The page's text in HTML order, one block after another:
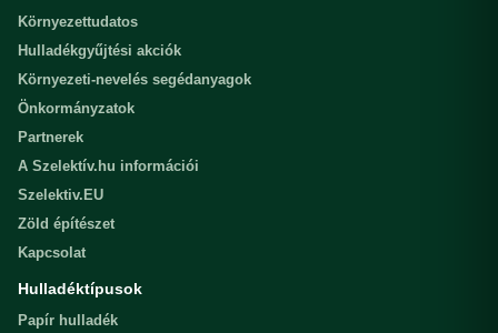
Környezettudatos
Hulladékgyűjtési akciók
Környezeti-nevelés segédanyagok
Önkormányzatok
Partnerek
A Szelektív.hu információi
Szelektiv.EU
Zöld építészet
Kapcsolat
Hulladéktípusok
Papír hulladék